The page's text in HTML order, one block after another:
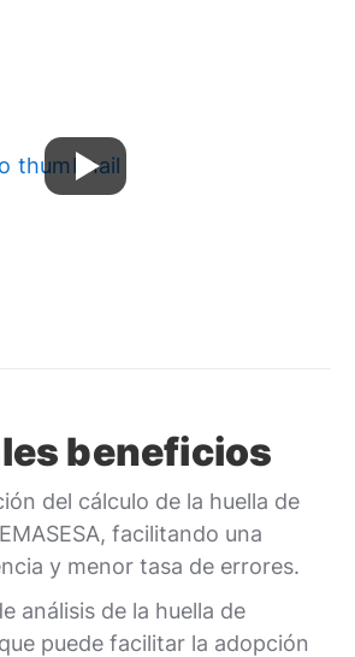
beneficios
del cálculo de la huella de
facilitando una
y menor tasa de errores.
análisis de la huella de
puede facilitar la adopción